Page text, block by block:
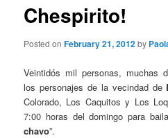
Chespirito!
Posted onFebruary 21, 2012by
Veintidós mil personas, muchas
los personajes de la vecindad de
Colorado, Los Caquitos y Los
7:00 horas del domingo para
chavo”.